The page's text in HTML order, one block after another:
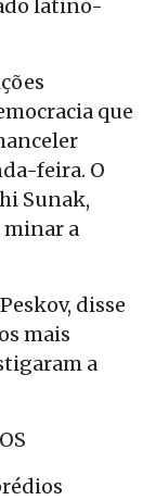
latino-
que
feira. O
Sunak,
a
disse
mais
a